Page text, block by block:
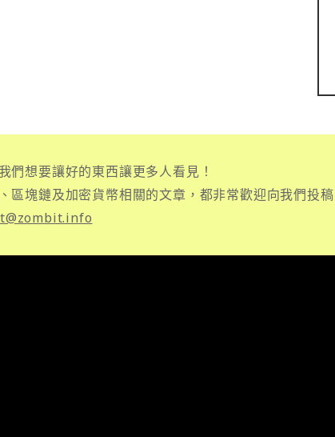
們想要讓好的東西讓更多人看見！
區塊鏈及加密貨幣相關的文章，都非常歡迎向我們投稿